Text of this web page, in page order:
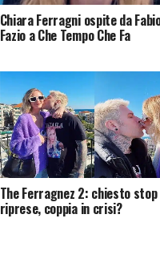
Chiara Ferragni ospite da
Fazio a Che Tempo Che Fa
The Ferragnez 2: chiesto
riprese, coppia in crisi?